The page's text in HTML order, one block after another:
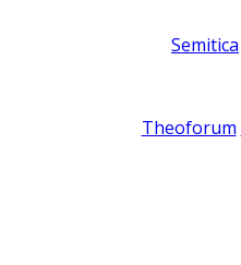
Semitica
Theoforum